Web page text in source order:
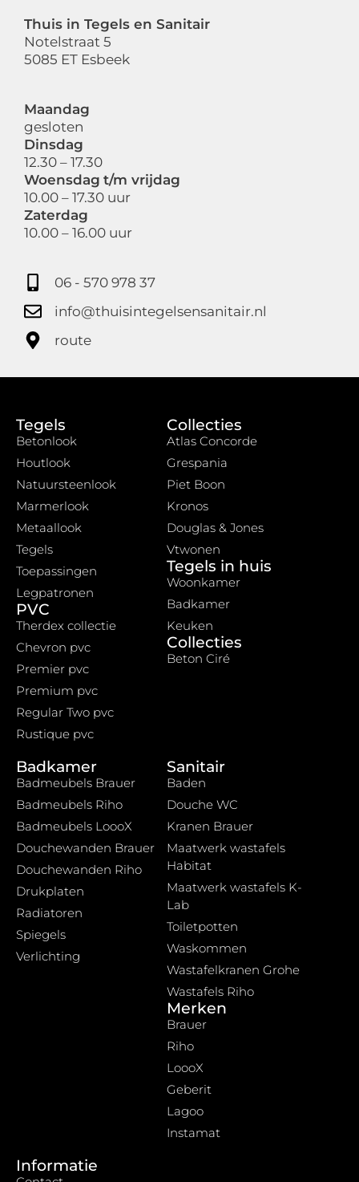
Thuis in Tegels en Sanitair
Notelstraat 5
5085 ET Esbeek
Maandag
gesloten
Dinsdag
12.30 – 17.30
Woensdag t/m vrijdag
10.00 – 17.30 uur
Zaterdag
10.00 – 16.00 uur
06 - 570 978 37
info@thuisintegelsensanitair.nl
route
Tegels
Betonlook
Houtlook
Natuursteenlook
Marmerlook
Metaallook
Tegels
Toepassingen
Legpatronen
PVC
Therdex collectie
Chevron pvc
Premier pvc
Premium pvc
Regular Two pvc
Rustique pvc
Collecties
Atlas Concorde
Grespania
Piet Boon
Kronos
Douglas & Jones
Vtwonen
Tegels in huis
Woonkamer
Badkamer
Keuken
Collecties
Beton Ciré
Badkamer
Badmeubels Brauer
Badmeubels Riho
Badmeubels LoooX
Douchewanden Brauer
Douchewanden Riho
Drukplaten
Radiatoren
Spiegels
Verlichting
Sanitair
Baden
Douche WC
Kranen Brauer
Maatwerk wastafels
Habitat
Maatwerk wastafels K-
Lab
Toiletpotten
Waskommen
Wastafelkranen Grohe
Wastafels Riho
Merken
Brauer
Riho
LoooX
Geberit
Lagoo
Instamat
Informatie